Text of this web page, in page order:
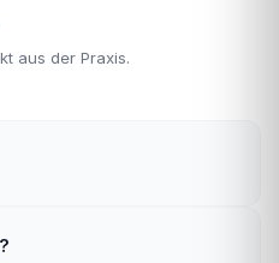
aus der Praxis.